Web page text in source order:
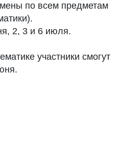
по всем предметам
2, 3 и 6 июля.
участники смогут